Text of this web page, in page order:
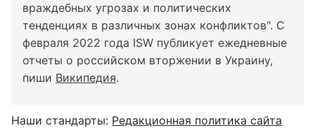
враждебных угрозах и политических
тенденциях в различных зонах конфликтов". С
февраля 2022 года ISW публикует ежедневные
отчеты о российском вторжении в Украину,
пиши Википедия.
Наши стандарты: Редакционная политика сайта